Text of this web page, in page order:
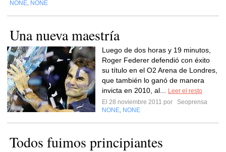
NONE NONE
Una nueva maestría
Luego de dos horas y 19 minutos,
Roger Federer defendió con éxito
su título en el O2 Arena de Londres,
que también lo ganó de manera
invicta en 2010, al...
Leer el resto
El 28 noviembre 2011 por
Seoprensa
NONE NONE
Todos fuimos principiantes